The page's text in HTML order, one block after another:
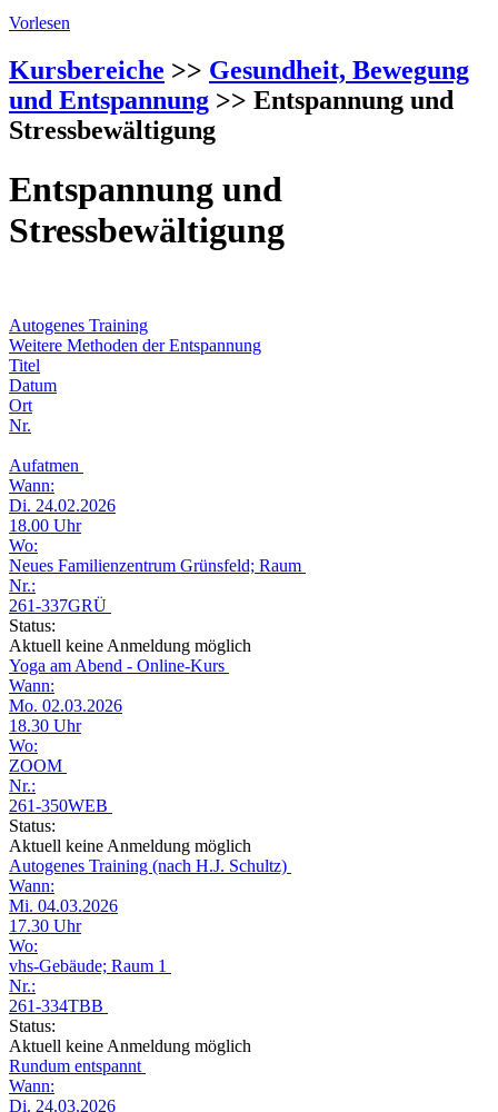
Vorlesen
Kursbereiche >> Gesundheit, Bewegung
und Entspannung >> Entspannung und
Stressbewältigung
Entspannung und
Stressbewältigung
Autogenes Training
Weitere Methoden der Entspannung
Titel
Datum
Ort
Nr.
Aufatmen
Wann:
Di. 24.02.2026
18.00 Uhr
Wo:
Neues Familienzentrum Grünsfeld; Raum
Nr.:
261-337GRÜ
Status:
Aktuell keine Anmeldung möglich
Yoga am Abend - Online-Kurs
Wann:
Mo. 02.03.2026
18.30 Uhr
Wo:
ZOOM
Nr.:
261-350WEB
Status:
Aktuell keine Anmeldung möglich
Autogenes Training (nach H.J. Schultz)
Wann:
Mi. 04.03.2026
17.30 Uhr
Wo:
vhs-Gebäude; Raum 1
Nr.:
261-334TBB
Status:
Aktuell keine Anmeldung möglich
Rundum entspannt
Wann:
Di. 24.03.2026